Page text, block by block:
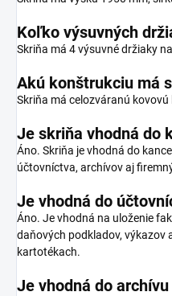
Koľko výsuvných
Skriňa má 4 výsuvné držiaky
Akú konštrukciu má
Skriňa má celozváranú
Je skriňa vhodná do
Áno. Skriňa je vhodná do
účtovníctva, archívov aj
Je vhodná do
Áno. Je vhodná na uloženie
daňových podkladov, výkazov
kartotékach.
Je vhodná do